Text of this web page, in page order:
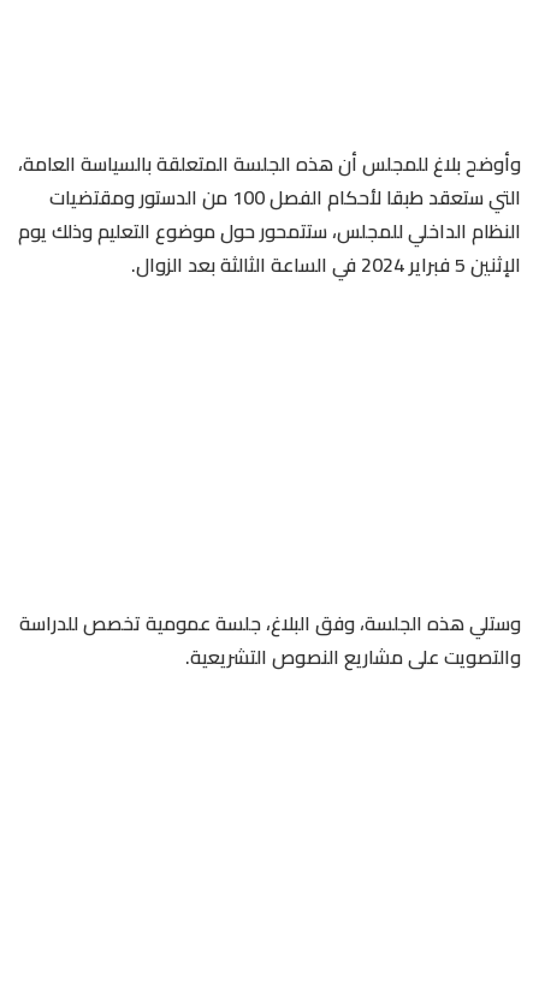
وأوضح بلاغ للمجلس أن هذه الجلسة المتعلقة بالسياسة العامة،
التي ستعقد طبقا لأحكام الفصل 100 من الدستور ومقتضيات
النظام الداخلي للمجلس، ستتمحور حول موضوع التعليم وذلك يوم
الإثنين 5 فبراير 2024 في الساعة الثالثة بعد الزوال.
وستلي هذه الجلسة، وفق البلاغ، جلسة عمومية تخصص للدراسة
والتصويت على مشاريع النصوص التشريعية.